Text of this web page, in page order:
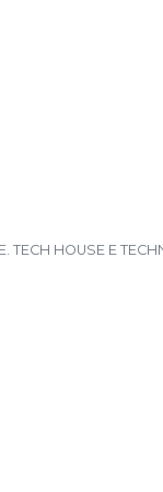
TECH HOUSE E